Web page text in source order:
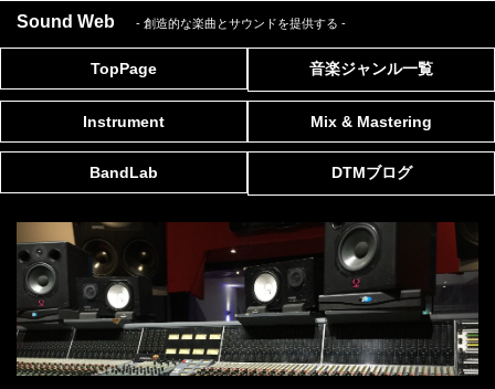
Sound Web - 創造的な楽曲とサウンドを提供する -
TopPage 音楽ジャンル一覧
Instrument Mix & Mastering
BandLab DTMブログ